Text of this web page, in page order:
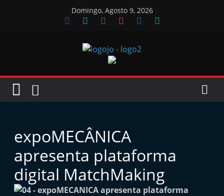
Domingo, Agosto 9, 2026
Jornal
Oficinas
o
r
n
expoMECÂNICA
apresenta plataforma
digital MatchMaking